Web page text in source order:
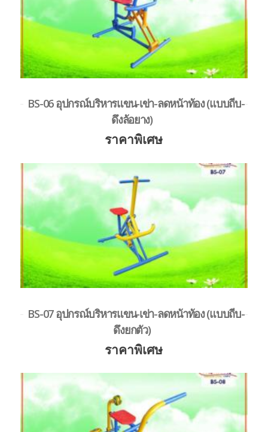
BS-06 อุปกรณ์บริหารแขน-เข่า-ลดหน้าท้อง (แบบถีบ-
ดึงล้อยาง)
ราคาพิเศษ
BS-07 อุปกรณ์บริหารแขน-เข่า-ลดหน้าท้อง (แบบถีบ-
ดึงยกตัว)
ราคาพิเศษ